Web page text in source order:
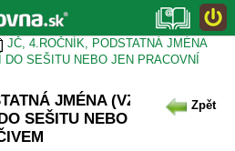
JČ, 4.ROČNÍK, PODSTATNÁ JMÉNA
SEŠITU NEBO JEN PRACOVNÍ
JMÉNA (VZORY),
SEŠITU NEBO JEN
Zpět